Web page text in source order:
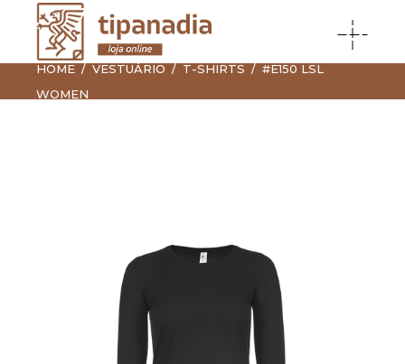
HOME VESTUÁRIO T-SHIRTS
#E150 LSL
WOMEN